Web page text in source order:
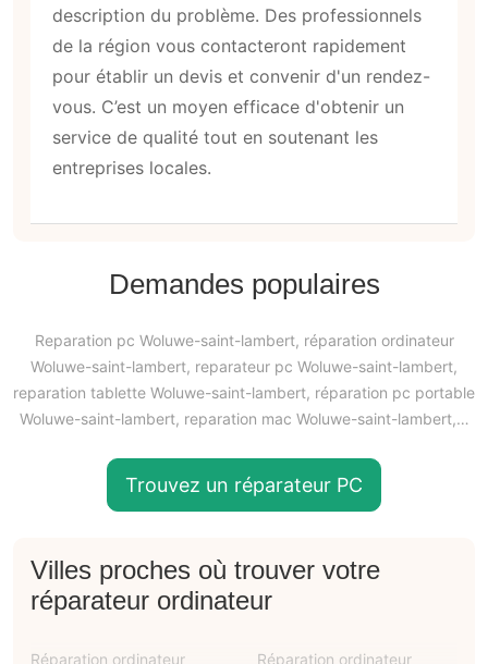
description du problème. Des professionnels
de la région vous contacteront rapidement
pour établir un devis et convenir d'un rendez-
vous. C’est un moyen efficace d'obtenir un
service de qualité tout en soutenant les
entreprises locales.
Demandes populaires
Reparation pc Woluwe-saint-lambert, réparation ordinateur
Woluwe-saint-lambert, reparateur pc Woluwe-saint-lambert,
reparation tablette Woluwe-saint-lambert, réparation pc portable
Woluwe-saint-lambert, reparation mac Woluwe-saint-lambert,…
Trouvez un réparateur PC
Villes proches où trouver votre
réparateur ordinateur
Réparation ordinateur
Réparation ordinateur